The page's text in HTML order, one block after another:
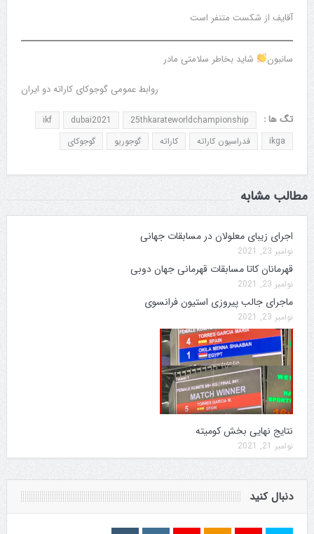
آقایف از شکست متنفر است
سانبون شاید بخاطر سلامتی مادر
روابط عمومی گوجوکای کاراته دو ایران
تگ ها : 25thkarateworldchampionship
dubai2021
ikf
ikga
فدراسیون کاراته کاراته گوجوریو گوجوکای
مطالب مشابه
اجرای زیبای معلولان در مسابقات جهانی
نوامبر 23, 2021
قهرمانان کاتا مسابقات قهرمانی جهان دوبی
نوامبر 23, 2021
ماجرای جالب پیروزی استیون فرانسوی
نوامبر 23, 2021
نتایج نهایی بخش کومیته
نوامبر 21, 2021
دنبال کنید